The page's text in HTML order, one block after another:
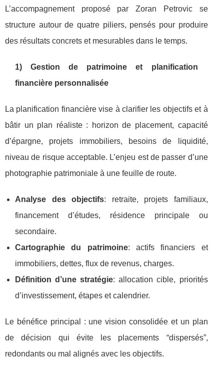
L’accompagnement proposé par Zoran Petrovic se
structure autour de quatre piliers, pensés pour produire
des résultats concrets et mesurables dans le temps.
1) Gestion de patrimoine et planification
financière personnalisée
La planification financière vise à clarifier les objectifs et à
bâtir un plan réaliste : horizon de placement, capacité
d’épargne, projets immobiliers, besoins de liquidité,
niveau de risque acceptable. L’enjeu est de passer d’une
photographie patrimoniale à une feuille de route.
Analyse des objectifs: retraite, projets familiaux,
financement d’études, résidence principale ou
secondaire.
Cartographie du patrimoine: actifs financiers et
immobiliers, dettes, flux de revenus, charges.
Définition d’une stratégie: allocation cible, priorités
d’investissement, étapes et calendrier.
Le bénéfice principal : une vision consolidée et un plan
de décision qui évite les placements “dispersés”,
redondants ou mal alignés avec les objectifs.